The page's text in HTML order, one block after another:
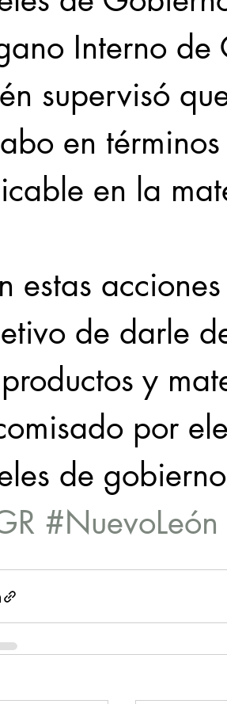
Interno
supervisó
en
en la
estas
de darle
y
por
de
#NuevoLeón